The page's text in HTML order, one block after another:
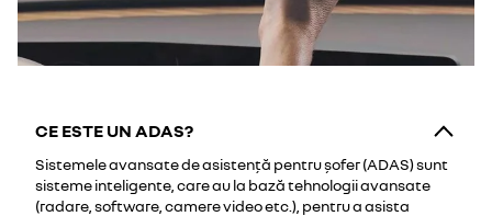
CE ESTE UN ADAS?
Sistemele avansate de asistență pentru șofer (ADAS) sunt
sisteme inteligente, care au la bază tehnologii avansate
(radare, software, camere video etc.), pentru a asista